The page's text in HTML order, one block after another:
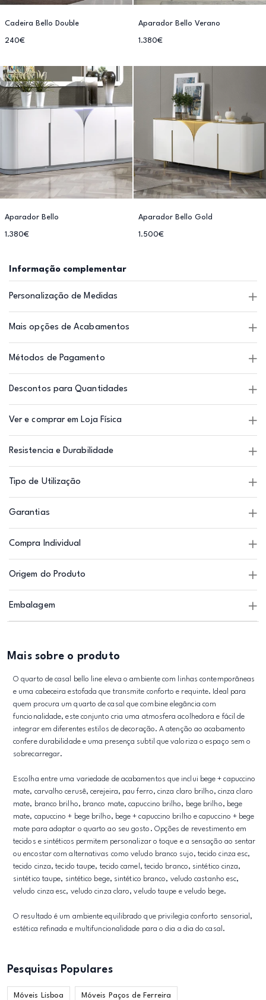
Cadeira Bello Double
240€
Aparador Bello Verano
1.380€
Aparador Bello
1.380€
Aparador Bello Gold
1.500€
Informação complementar
Personalização de Medidas
Mais opções de Acabamentos
Métodos de Pagamento
Descontos para Quantidades
Ver e comprar em Loja Física
Resistencia e Durabilidade
Tipo de Utilização
Garantias
Compra Individual
Origem do Produto
Embalagem
Mais sobre o produto
O quarto de casal bello line eleva o ambiente com linhas contemporâneas
e uma cabeceira estofada que transmite conforto e requinte. Ideal para
quem procura um quarto de casal que combine elegância com
funcionalidade, este conjunto cria uma atmosfera acolhedora e fácil de
integrar em diferentes estilos de decoração. A atenção ao acabamento
confere durabilidade e uma presença subtil que valoriza o espaço sem o
sobrecarregar.
Escolha entre uma variedade de acabamentos que inclui bege + capuccino
mate, carvalho cerusê, cerejeira, pau ferro, cinza claro brilho, cinza claro
mate, branco brilho, branco mate, capuccino brilho, bege brilho, bege
mate, capuccino + bege brilho, bege + capuccino brilho e capuccino + bege
mate para adaptar o quarto ao seu gosto. Opções de revestimento em
tecidos e sintéticos permitem personalizar o toque e a sensação ao sentar
ou encostar com alternativas como veludo branco sujo, tecido cinza esc,
tecido cinza, tecido taupe, tecido camel, tecido branco, sintético cinza,
sintético taupe, sintético bege, sintético branco, veludo castanho esc,
veludo cinza esc, veludo cinza claro, veludo taupe e veludo bege.
O resultado é um ambiente equilibrado que privilegia conforto sensorial,
estética refinada e multifuncionalidade para o dia a dia do casal.
Pesquisas Populares
Móveis Lisboa Móveis Paços de Ferreira